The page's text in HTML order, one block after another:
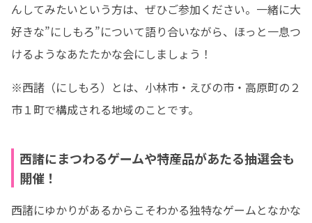
んしてみたいという方は、ぜひご参加ください。一緒に大
好きな”にしもろ”について語り合いながら、ほっと一息つ
けるようなあたたかな会にしましょう！
※西諸（にしもろ）とは、小林市・えびの市・高原町の２
市１町で構成される地域のことです。
西諸にまつわるゲームや特産品があたる抽選会も
開催！
西諸にゆかりがあるからこそわかる独特なゲームとなかな